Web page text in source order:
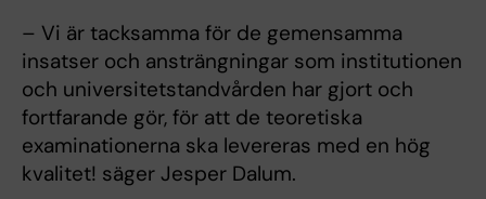
– Vi är tacksamma för de gemensamma
insatser och ansträngningar som institutionen
och universitetstandvården har gjort och
fortfarande gör, för att de teoretiska
examinationerna ska levereras med en hög
kvalitet! säger Jesper Dalum.